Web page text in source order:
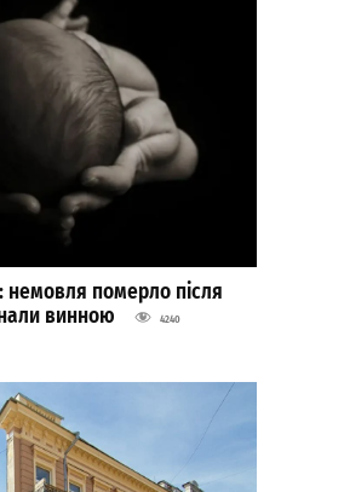
немовля померло після
винною
4240